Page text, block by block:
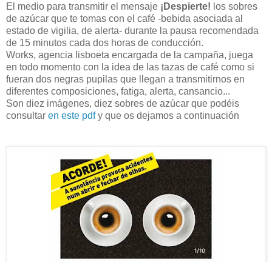
El medio para transmitir el mensaje ¡Despierte! los sobres
de azúcar que te tomas con el café -bebida asociada al
estado de vigilia, de alerta- durante la pausa recomendada
de 15 minutos cada dos horas de conducción.
Works, agencia lisboeta encargada de la campaña, juega
en todo momento con la idea de las tazas de café como si
fueran dos negras pupilas que llegan a transmitirnos en
diferentes composiciones, fatiga, alerta, cansancio...
Son diez imágenes, diez sobres de azúcar que podéis
consultar en este pdfy que os dejamos a continuación